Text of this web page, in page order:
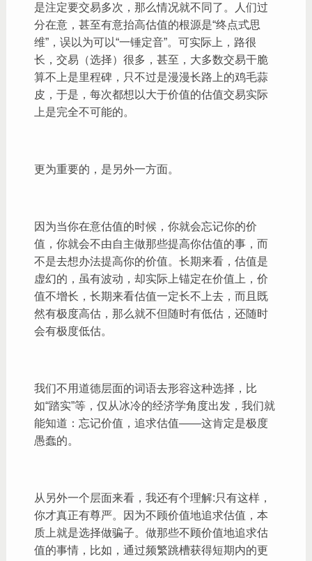
是注定要交易多次，那么情况就不同了。人们过
分在意，甚至有意抬高估值的根源是“终点式思
维”，误以为可以“一锤定音”。可实际上，路很
长，交易（选择）很多，甚至，大多数交易干脆
算不上是里程碑，只不过是漫漫长路上的鸡毛蒜
皮，于是，每次都想以大于价值的估值交易实际
上是完全不可能的。
更为重要的，是另外一方面。
因为当你在意估值的时候，你就会忘记你的价
值，你就会不由自主做那些提高你估值的事，而
不是去想办法提高你的价值。长期来看，估值是
虚幻的，虽有波动，却实际上锚定在价值上，价
值不增长，长期来看估值一定长不上去，而且既
然有极度高估，那么就不但随时有低估，还随时
会有极度低估。
我们不用道德层面的词语去形容这种选择，比
如“踏实”等，仅从冰冷的经济学角度出发，我们就
能知道：忘记价值，追求估值——这肯定是极度
愚蠢的。
从另外一个层面来看，我还有个理解:只有这样，
你才真正有尊严。因为不顾价值地追求估值，本
质上就是选择做骗子。做那些不顾价值地追求估
值的事情，比如，通过频繁跳槽获得短期内的更